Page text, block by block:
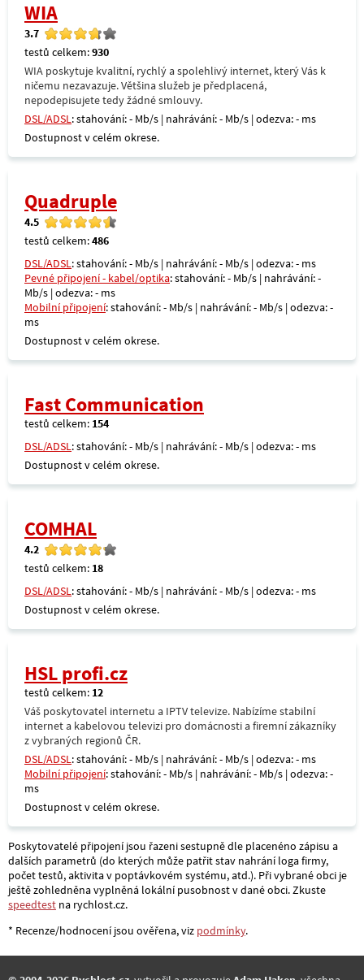
WIA
3.7
testů celkem:930
WIA poskytuje kvalitní, rychlý a spolehlivý internet, který Vás k
ničemu nezavazuje. Většina služeb je předplacená,
nepodepisujete tedy žádné smlouvy.
DSL/ADSL: stahování: - Mb/s | nahrávání: - Mb/s | odezva: - ms
Dostupnost v celém okrese.
Quadruple
4.5
testů celkem:486
DSL/ADSL: stahování: - Mb/s | nahrávání: - Mb/s | odezva: - ms
Pevné připojení - kabel/optika: stahování: - Mb/s | nahrávání: -
Mb/s | odezva: - ms
Mobilní připojení: stahování: - Mb/s | nahrávání: - Mb/s | odezva: -
ms
Dostupnost v celém okrese.
Fast Communication
testů celkem: 154
DSL/ADSL: stahování: - Mb/s | nahrávání: - Mb/s | odezva: - ms
Dostupnost v celém okrese.
COMHAL
4.2
testů celkem: 18
DSL/ADSL: stahování: - Mb/s | nahrávání: - Mb/s | odezva: - ms
Dostupnost v celém okrese.
HSL profi.cz
testů celkem: 12
Váš poskytovatel internetu a IPTV televize. Nabízíme stabilní
internet a kabelovou televizi pro domácnosti a firemní zákazníky
z vybraných regionů ČR.
DSL/ADSL: stahování: - Mb/s | nahrávání: - Mb/s | odezva: - ms
Mobilní připojení: stahování: - Mb/s | nahrávání: - Mb/s | odezva: -
ms
Dostupnost v celém okrese.
Poskytovatelé připojení jsou řazeni sestupně dle placenéno zápisu a
dalších parametrů (do kterých může patřit stav nahrání loga firmy,
počet testů, aktivita v poptávkovém systému, atd.). Při vybrané obci je
ještě zohledněna vyplněná lokální pusobnost v dané obci. Zkuste
speedtest na rychlost.cz.
* Recenze/hodnocení jsou ověřena, viz podmínky.